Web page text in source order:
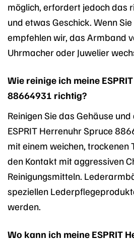
möglich, erfordert jedoch das
und etwas Geschick. Wenn
empfehlen wir, das Armband
Uhrmacher oder Juwelier
Wie reinige ich meine
88664931 richtig?
Reinigen Sie das Gehäuse
ESPRIT Herrenuhr Spruce
mit einem weichen, trockenen
den Kontakt mit aggressiven
Reinigungsmitteln.
speziellen
werden.
Wo kann ich meine ESPRIT